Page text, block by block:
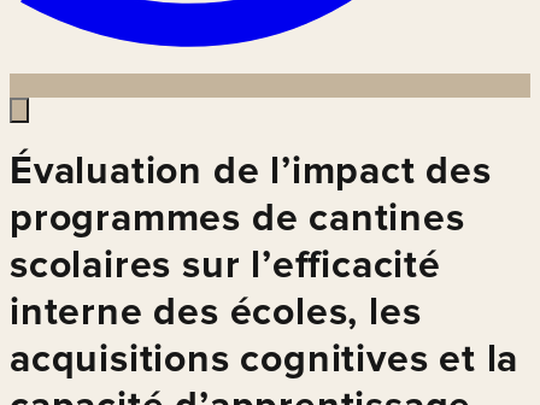
Évaluation de l’impact des
programmes de cantines
scolaires sur l’efficacité
interne des écoles, les
acquisitions cognitives et la